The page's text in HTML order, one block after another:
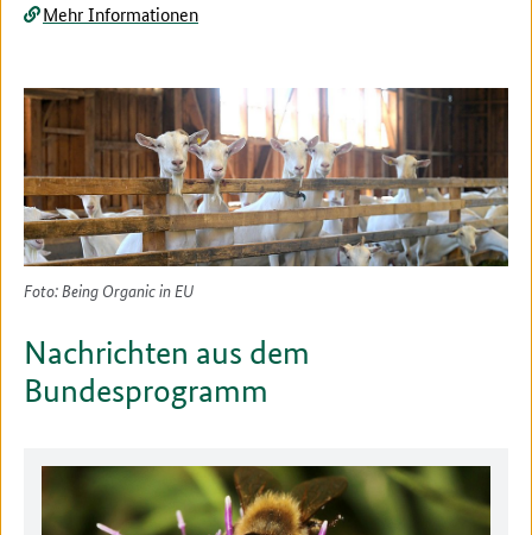
Mehr Informationen
Foto: Being Organic in EU
Nachrichten aus dem
Bundesprogramm